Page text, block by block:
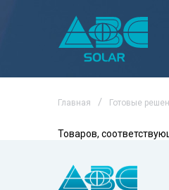
Главная Готовые
Товаров,